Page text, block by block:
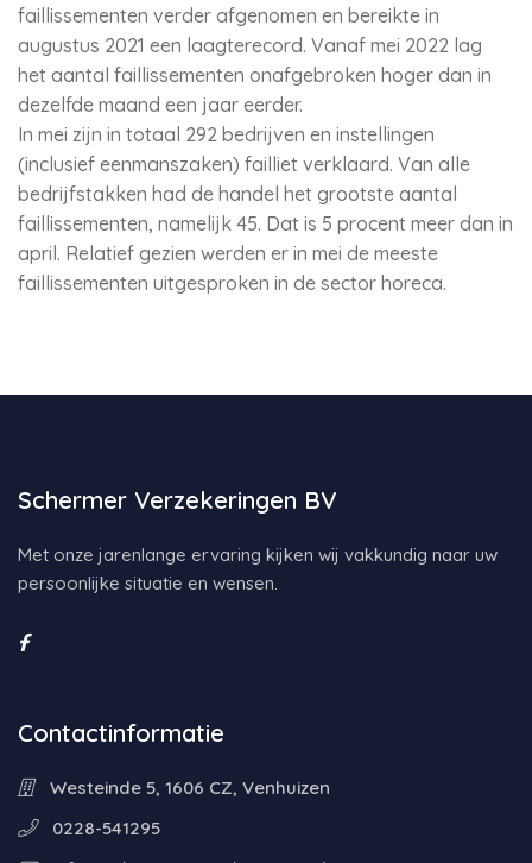
faillissementen verder afgenomen en bereikte in
augustus 2021 een laagterecord. Vanaf mei 2022 lag
het aantal faillissementen onafgebroken hoger dan in
dezelfde maand een jaar eerder.
In mei zijn in totaal 292 bedrijven en instellingen
(inclusief eenmanszaken) failliet verklaard. Van alle
bedrijfstakken had de handel het grootste aantal
faillissementen, namelijk 45. Dat is 5 procent meer dan in
april. Relatief gezien werden er in mei de meeste
faillissementen uitgesproken in de sector horeca.
Schermer Verzekeringen BV
Met onze jarenlange ervaring kijken wij vakkundig naar uw
persoonlijke situatie en wensen.
Contactinformatie
Westeinde 5, 1606 CZ, Venhuizen
0228-541295